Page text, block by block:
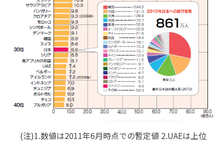
(注)1.数値は2011年6月時点での暫定値 2.UAEは上位